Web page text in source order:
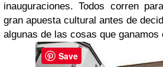
inauguraciones. Todos corren
gran apuesta cultural antes de
algunas de las cosas que ganamos
Save